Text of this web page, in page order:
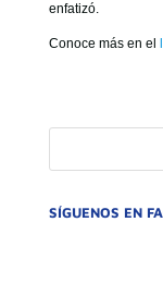
enfatizó.
Conoce más en el
SÍGUENOS EN